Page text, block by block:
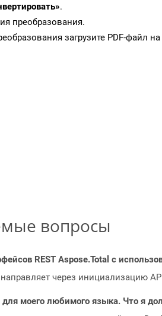
.
преобразования.
загрузите PDF-файл
вопросы
REST Aspose.Total с
через инициализацию
для моего любимого языка. Что я